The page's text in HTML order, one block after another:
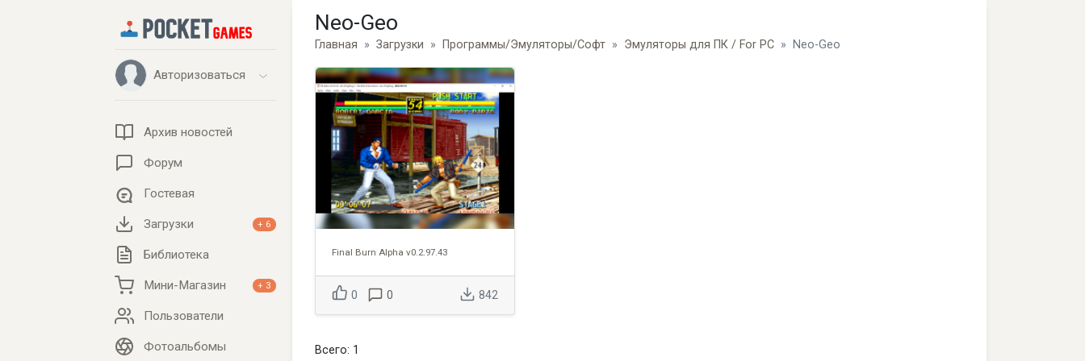
Авторизоваться
Архив новостей
Форум
Гостевая
Загрузки + 6
Библиотека
Мини-Магазин + 3
Пользователи
Фотоальбомы
Neo-Geo
Главная Загрузки Программы/Эмуляторы/Софт Эмуляторы для ПК / For PC Neo-Geo
Final Burn Alpha v0.2.97.43
0 0 842
Всего: 1